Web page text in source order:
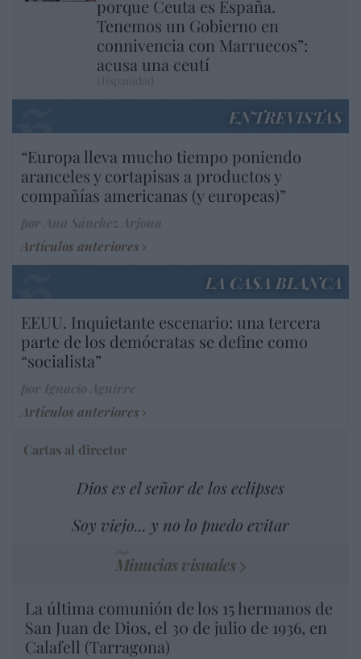
porque Ceuta es España.
Tenemos un Gobierno en
connivencia con Marruecos”:
acusa una ceutí
ENTREVISTAS
“Europa lleva mucho tiempo poniendo
aranceles y cortapisas a productos y
compañías americanas (y europeas)”
Artículos anteriores
LA CASA BLANCA
EEUU. Inquietante escenario: una tercera
parte de los demócratas se define como
“socialista”
Artículos anteriores
Cartas al director
Dios es el señor de los eclipses
Soy viejo... y no lo puedo evitar
Minucias visuales
La última comunión de los 15 hermanos de
San Juan de Dios, el 30 de julio de 1936, en
Calafell (Tarragona)